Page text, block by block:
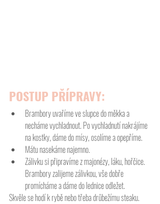
POSTUP PŘÍPRAVY:
Brambory uvaříme ve slupce do měkka a
necháme vychladnout. Po vychladnutí nakrájíme
na kostky, dáme do mísy, osolíme a opepříme.
Mátu nasekáme najemno.
Zálivku si připravíme z majonézy, láku, hořčice.
Brambory zalijeme zálivkou, vše dobře
promícháme a dáme do lednice odležet.
Skvěle se hodí k rybě nebo třeba drůbežímu steaku.